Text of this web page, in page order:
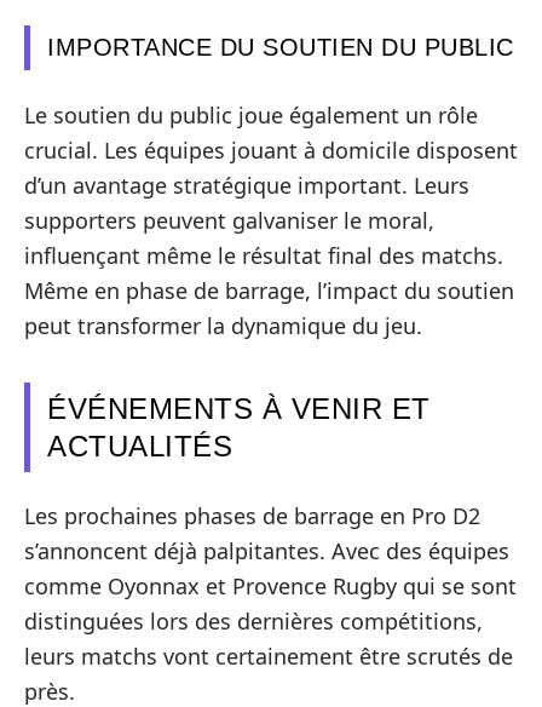
IMPORTANCE DU SOUTIEN DU PUBLIC
Le soutien du public joue également un rôle
crucial. Les équipes jouant à domicile disposent
d’un avantage stratégique important. Leurs
supporters peuvent galvaniser le moral,
influençant même le résultat final des matchs.
Même en phase de barrage, l’impact du soutien
peut transformer la dynamique du jeu.
ÉVÉNEMENTS À VENIR ET
ACTUALITÉS
Les prochaines phases de barrage en Pro D2
s’annoncent déjà palpitantes. Avec des équipes
comme Oyonnax et Provence Rugby qui se sont
distinguées lors des dernières compétitions,
leurs matchs vont certainement être scrutés de
près.